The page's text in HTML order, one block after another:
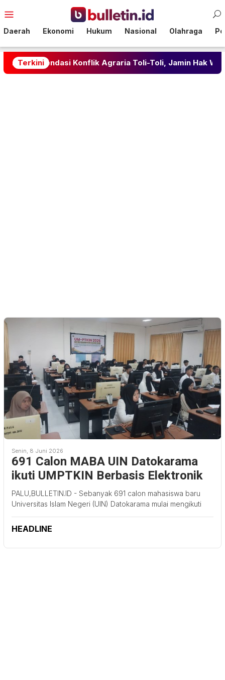
ke
Mobile
Daerah Ekonomi Hukum Nasional Olahraga
TerkiniKonflik Agraria Toli-Toli, Jamin Hak Warga
Senin, 8 Juni 2026
691 Calon MABA UIN Datokarama
ikuti UMPTKIN Berbasis Elektronik
PALU,BULLETIN.ID - Sebanyak 691 calon mahasiswa baru
Universitas Islam Negeri (UIN) Datokarama mulai mengikuti
HEADLINE